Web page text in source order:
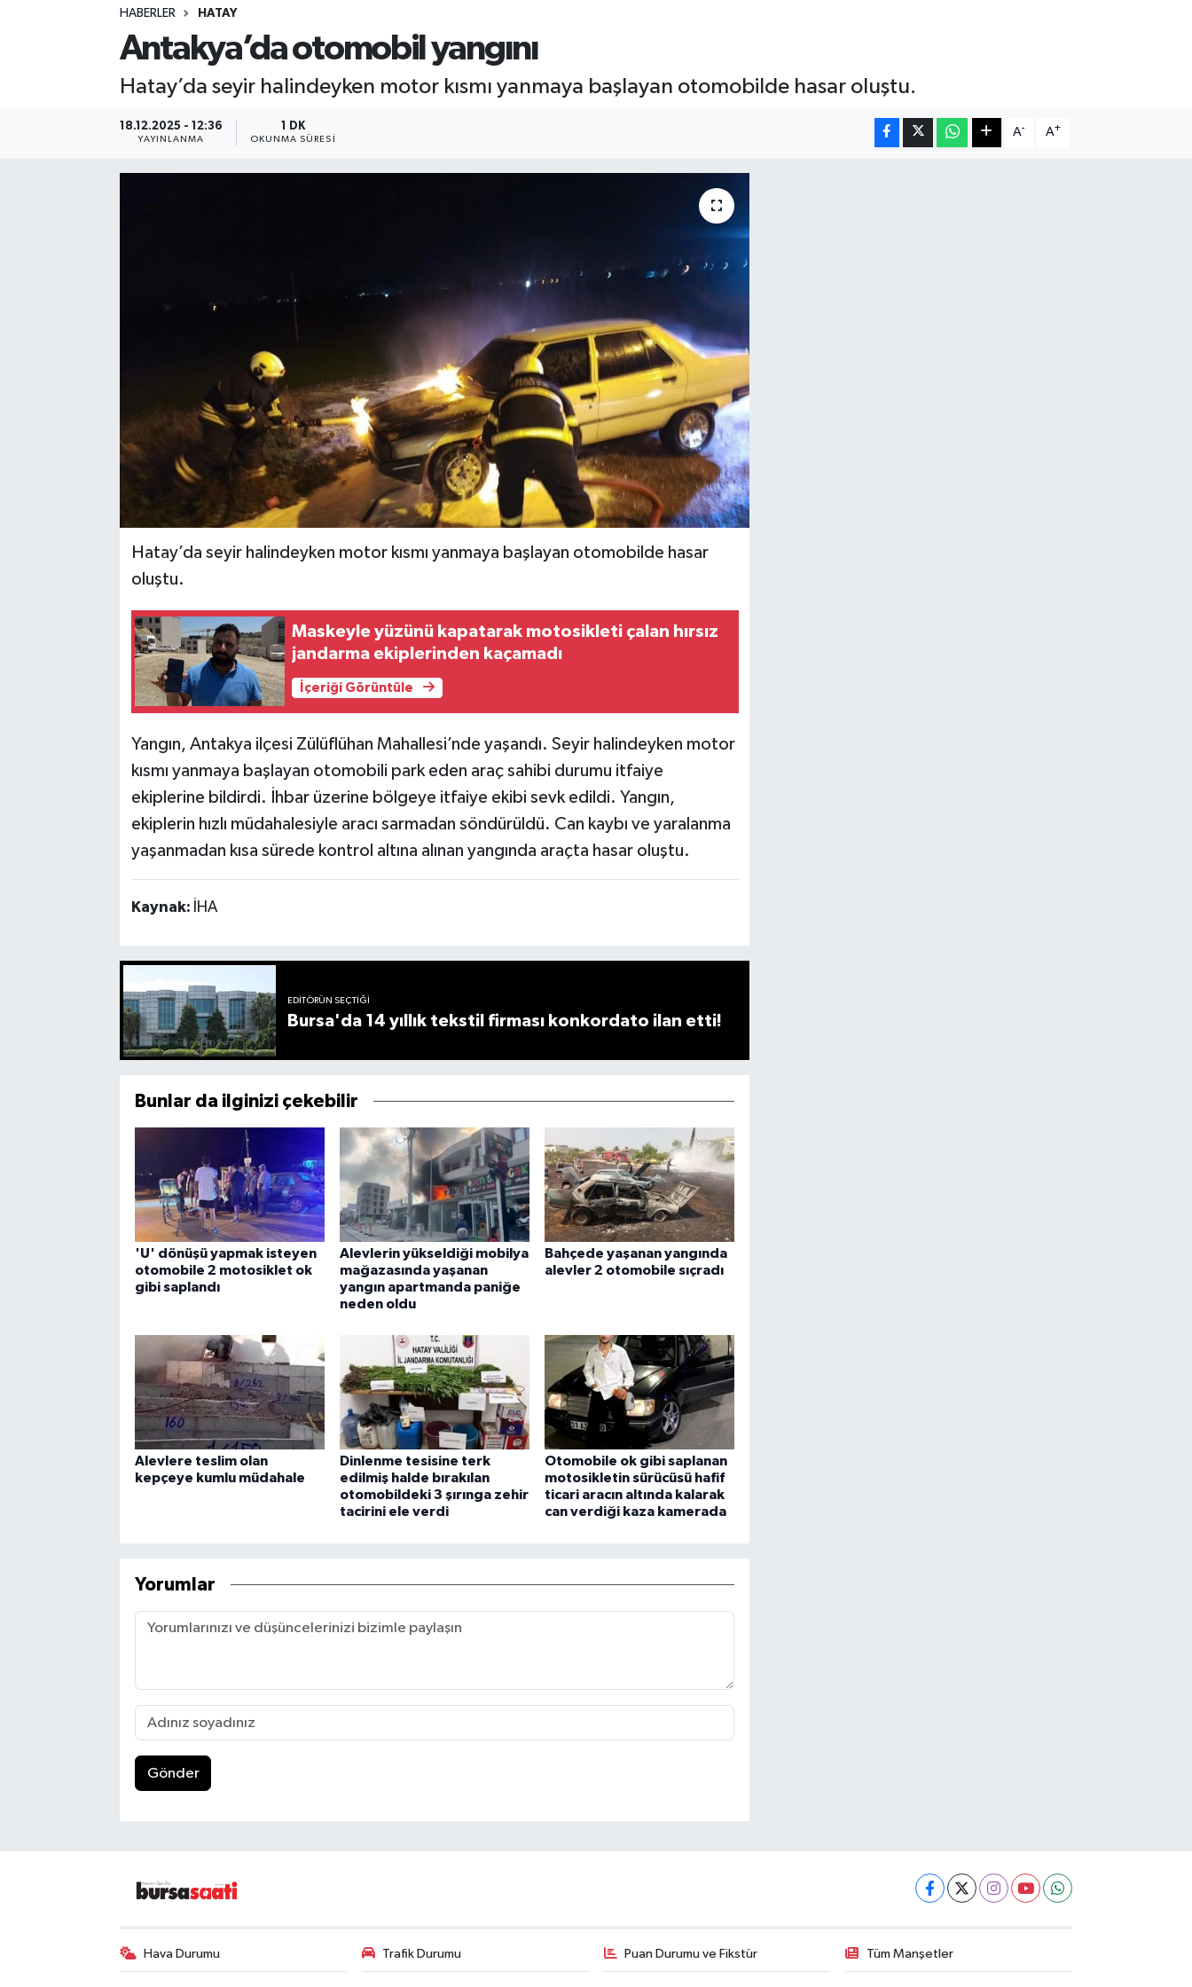
HABERLER HATAY
Antakya’da otomobil yangını
Hatay’da seyir halindeyken motor kısmı yanmaya başlayan otomobilde hasar oluştu.
18.12.2025 - 12:36
YAYINLANMA
1 DK
OKUNMA SÜRESI
A- A+
Hatay’da seyir halindeyken motor kısmı yanmaya başlayan otomobilde hasar
oluştu.
Maskeyle yüzünü kapatarak motosikleti çalan hırsız
jandarma ekiplerinden kaçamadı
İçeriği Görüntüle
Yangın, Antakya ilçesi Zülüflühan Mahallesi’nde yaşandı. Seyir halindeyken motor
kısmı yanmaya başlayan otomobili park eden araç sahibi durumu itfaiye
ekiplerine bildirdi. İhbar üzerine bölgeye itfaiye ekibi sevk edildi. Yangın,
ekiplerin hızlı müdahalesiyle aracı sarmadan söndürüldü. Can kaybı ve yaralanma
yaşanmadan kısa sürede kontrol altına alınan yangında araçta hasar oluştu.
Kaynak: İHA
EDITÖRÜN SEÇTIĞI
Bursa'da 14 yıllık tekstil firması konkordato ilan etti!
Bunlar da ilginizi çekebilir
'U' dönüşü yapmak isteyen
otomobile 2 motosiklet ok
gibi saplandı
Alevlerin yükseldiği mobilya
mağazasında yaşanan
yangın apartmanda paniğe
neden oldu
Bahçede yaşanan yangında
alevler 2 otomobile sıçradı
Alevlere teslim olan
kepçeye kumlu müdahale
Dinlenme tesisine terk
edilmiş halde bırakılan
otomobildeki 3 şırınga zehir
tacirini ele verdi
Otomobile ok gibi saplanan
motosikletin sürücüsü hafif
ticari aracın altında kalarak
can verdiği kaza kamerada
Yorumlar
Gönder
Hava Durumu Trafik Durumu Puan Durumu ve Fikstür Tüm Manşetler